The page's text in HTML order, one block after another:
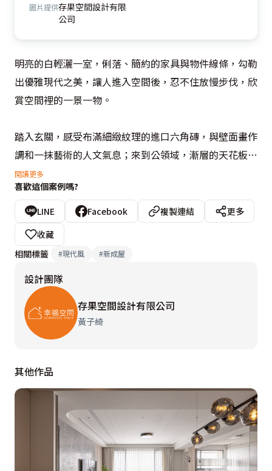
圖片提供存果空間設計有限
公司
明亮的白輕灑一室，俐落、簡約的家具與物件線條，勾勒
出優雅現代之美，讓人進入空間後，忍不住放慢步伐，欣
賞空間裡的一景一物。
踏入玄關，感受布滿細緻紋理的進口六角磚，與壁面畫作
調和一抹藝術的人文氣息；來到公領域，漸層的天花板堆
疊，營造出挑高、寬敞之意，溫暖的柔光映照在空間的每
一處；客、餐廳採開放格局，壁面上的直條紋與櫃體溝縫
刻劃出視覺層次。沙發後方架高地坪、擺設書桌，圍塑出
閱讀區域，黃子綺設計師在窗邊設置上掀櫃，可當作單人
床或是臥榻區，伴隨屋主度過美好的下午時光，後方壁面
閱讀更多
喜歡這個案例嗎?
LINE Facebook 複製連結
更多
收藏
相關標籤
#現代風 #新成屋
設計團隊
存果空間設計有限公司
黃子綺
其他作品